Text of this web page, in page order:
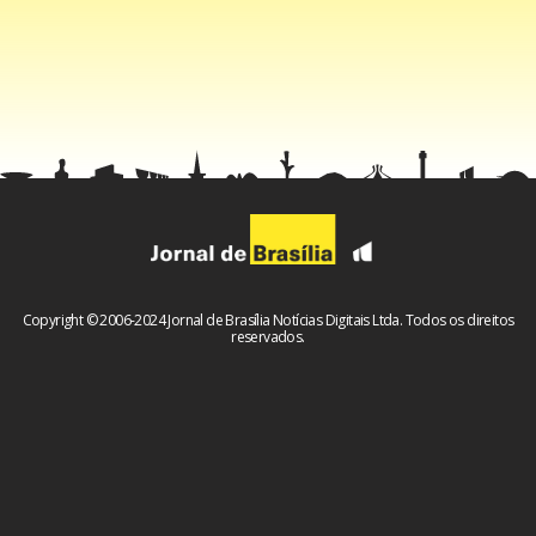
Facebook
WhatsApp
LinkedIn
Twitter Telegram
Share
Copyright © 2006-2024 Jornal de Brasília Notícias Digitais Ltda. Todos os direitos
reservados.